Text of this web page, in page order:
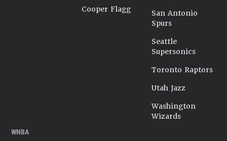
Cooper Flagg
San Antonio
Spurs
Seattle
Supersonics
Toronto Raptors
Utah Jazz
Washington
Wizards
WNBA